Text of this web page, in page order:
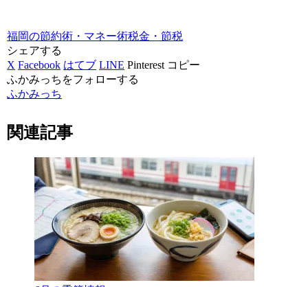
福岡の節約術・マネー術税金・節税
シェアする
X Facebook はてブ LINE Pinterest コピー
ふかみっちをフォローする
ふかみっち
関連記事